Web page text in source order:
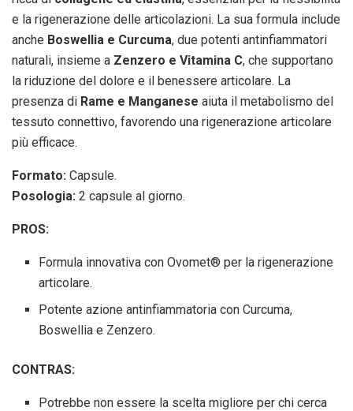
e la rigenerazione delle articolazioni. La sua formula include
anche Boswellia e Curcuma, due potenti antinfiammatori
naturali, insieme a Zenzero e Vitamina C, che supportano
la riduzione del dolore e il benessere articolare. La
presenza di Rame e Manganese aiuta il metabolismo del
tessuto connettivo, favorendo una rigenerazione articolare
più efficace.
Formato: Capsule.
Posologia: 2 capsule al giorno.
PROS:
Formula innovativa con Ovomet® per la rigenerazione
articolare.
Potente azione antinfiammatoria con Curcuma,
Boswellia e Zenzero.
CONTRAS:
Potrebbe non essere la scelta migliore per chi cerca